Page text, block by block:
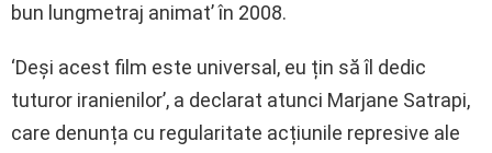
bun lungmetraj animat’ în 2008.
‘Deși acest film este universal, eu țin să îl dedic
tuturor iranienilor’, a declarat atunci Marjane Satrapi,
care denunța cu regularitate acțiunile represive ale